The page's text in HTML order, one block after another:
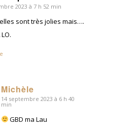
2023 à 7 h 52 min
sont très jolies mais….
Michèle
dit
14 septembre 2023 à 6 h 40
min
GBD ma Lau